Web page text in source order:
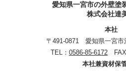
愛知県一宮市の外壁塗
株式会社達
本社
〒491-0871 愛知県一宮市
TEL： 0586-85-6172 FAX
本社兼資材保